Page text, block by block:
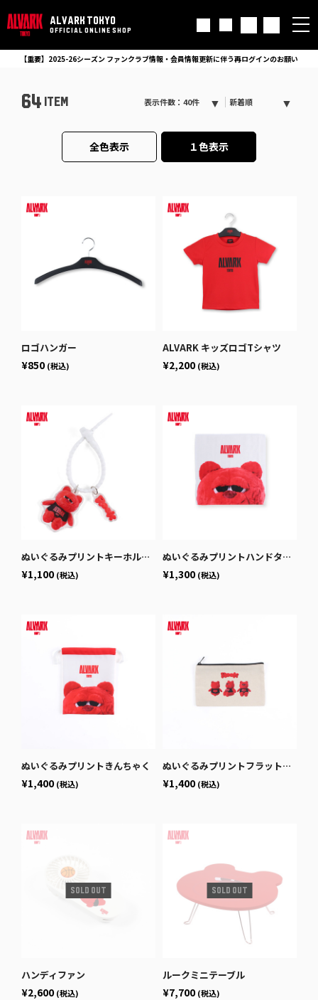
ALVARK TOKYO
OFFICIAL ONLINE SHOP
【重要】2025-26シーズン ファンクラブ情報・会員情報更新に伴う再ログインのお願い
64 ITEM 表示件数：40件 新着順
全色表示 １色表示
ロゴハンガー
¥850 (税込)
ALVARK キッズロゴTシャツ
¥2,200 (税込)
ぬいぐるみプリントキーホルダー
¥1,100 (税込)
ぬいぐるみプリントハンドタオル
¥1,300 (税込)
ぬいぐるみプリントきんちゃく
¥1,400 (税込)
ぬいぐるみプリントフラットポーチ
¥1,400 (税込)
ハンディファン
¥2,600 (税込)
ルークミニテーブル
¥7,700 (税込)